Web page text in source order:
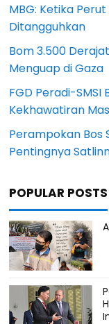
MBG: Ketika
Ditangguhkan
Bom 3.500
Menguap di Gaza
FGD Peradi-SMSI
Kekhawatiran
Perampokan Bos
Pentingnya
POPULAR POSTS